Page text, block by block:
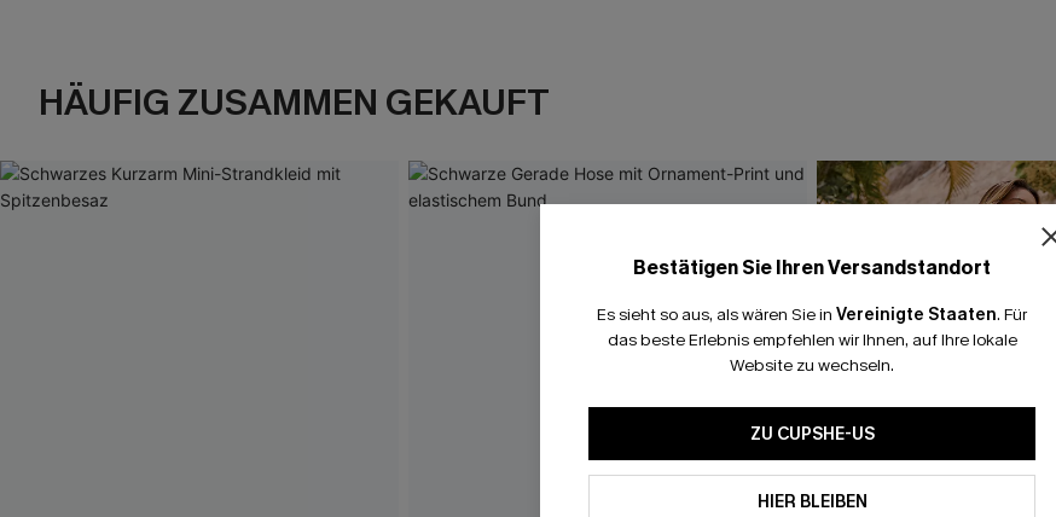
HÄUFIG ZUSAMMEN GEKAUFT
Bestätigen Sie Ihren Versandstandort
Es sieht so aus, als wären Sie in Vereinigte Staaten. Für
das beste Erlebnis empfehlen wir Ihnen, auf Ihre lokale
Website zu wechseln.
ZU CUPSHE-US
HIER BLEIBEN